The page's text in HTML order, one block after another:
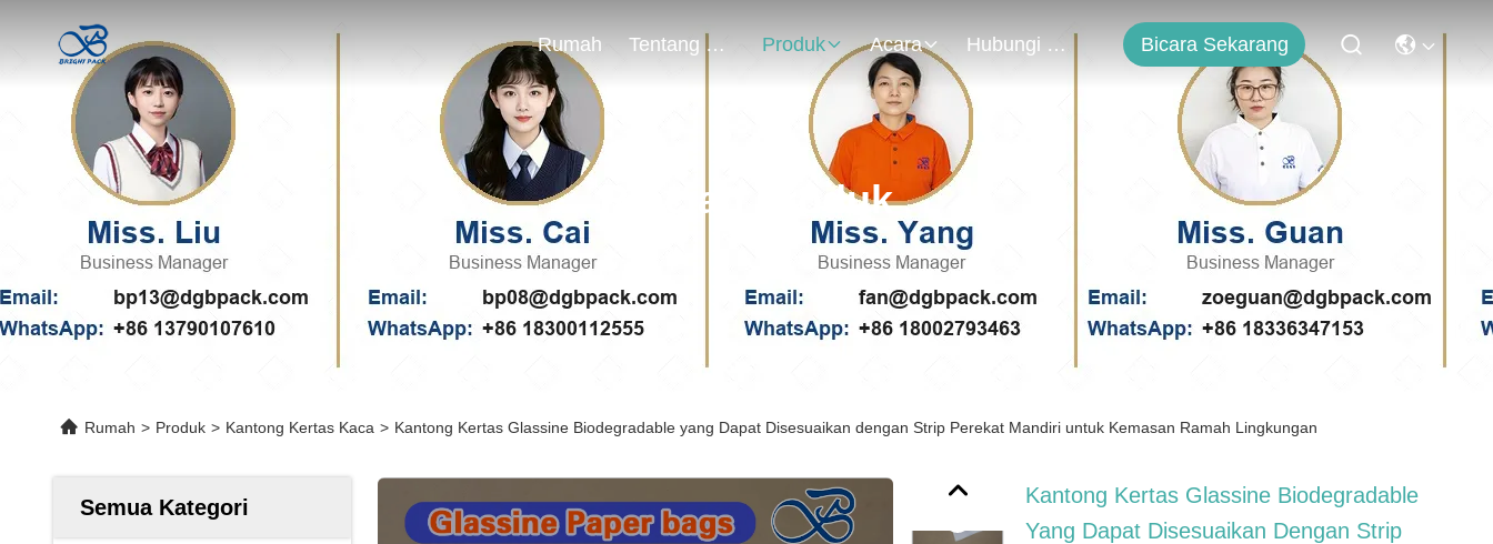
Rumah Tentang Kami Produk Acara Hubungi Kami Bicara Sekarang
Rincian Produk
Rumah > Produk > Kantong Kertas Kaca > Kantong Kertas Glassine Biodegradable yang Dapat Disesuaikan dengan Strip Perekat Mandiri untuk Kemasan Ramah Lingkungan
Semua Kategori
Kantong Kertas Glassine Biodegradable
Yang Dapat Disesuaikan Dengan Strip